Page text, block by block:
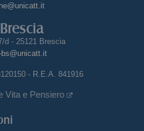
d - 25121 Brescia
bs@unicatt.it
- R.E.A. 841916
Vita e Pensiero